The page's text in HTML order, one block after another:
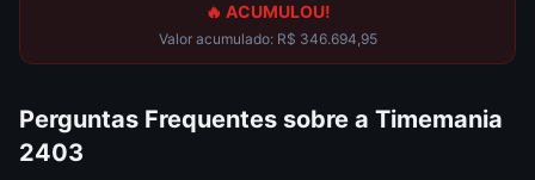
🔥 ACUMULOU!
Valor acumulado: R$ 346.694,95
Perguntas Frequentes sobre a Timemania
2403